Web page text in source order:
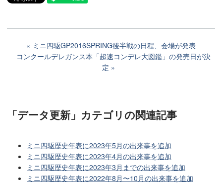
ミニ四駆GP2016SPRING後半戦の日程、会場が発表
コンクールデレガンス本「超速コンデレ大図鑑」の発売日が決
定
「データ更新」カテゴリの関連記事
ミニ四駆歴史年表に2023年5月の出来事を追加
ミニ四駆歴史年表に2023年4月の出来事を追加
ミニ四駆歴史年表に2023年3月までの出来事を追加
ミニ四駆歴史年表に2022年8月〜10月の出来事を追加